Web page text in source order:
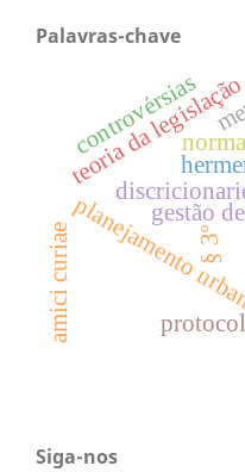
Palavras-chave
planejamento
gestão
teoria da
§ 3º
controvérsias
amici curiae
Siga-nos